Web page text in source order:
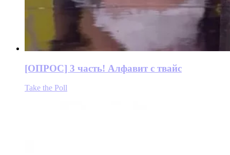
[ОПРОС] 3 часть! Алфавит с твайс
Take the Poll